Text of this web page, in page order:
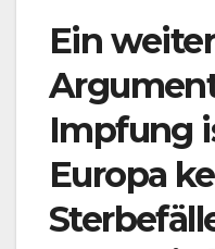
Ein
Impfung
Europa